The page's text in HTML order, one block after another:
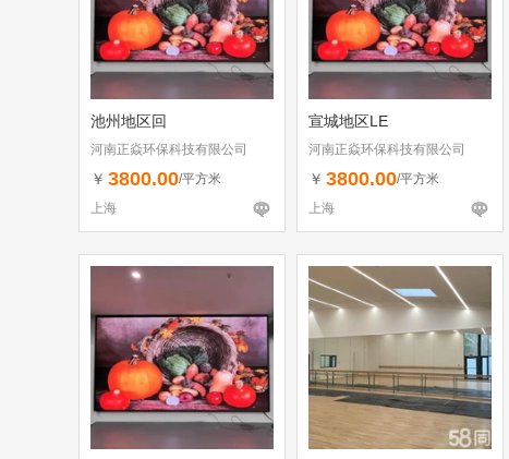
池州地区回
河南正焱环保科技有限公司
￥ 3800.00/平方米
上海
宣城地区LE
河南正焱环保科技有限公司
￥ 3800.00/平方米
上海